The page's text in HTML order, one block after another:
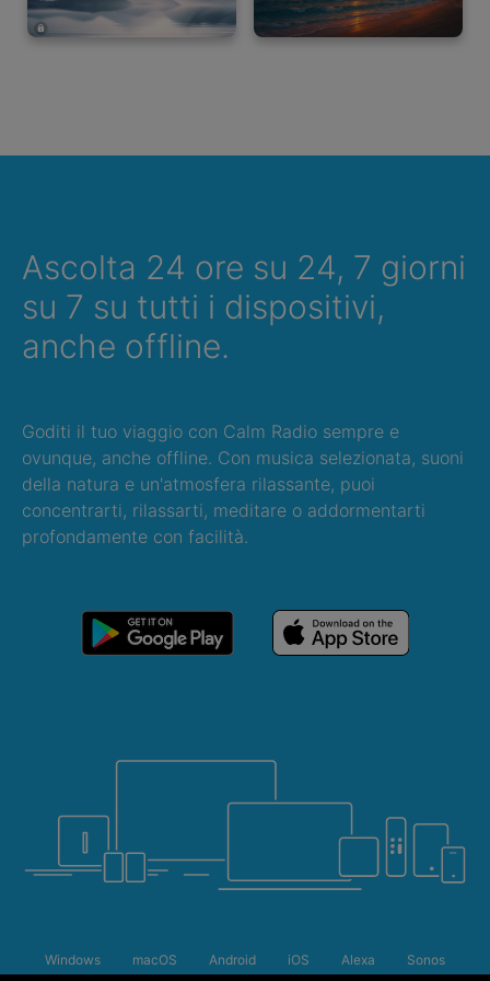
Ascolta 24 ore su 24, 7 giorni
su 7 su tutti i dispositivi,
anche offline.
Goditi il tuo viaggio con Calm Radio sempre e
ovunque, anche offline. Con musica selezionata, suoni
della natura e un'atmosfera rilassante, puoi
concentrarti, rilassarti, meditare o addormentarti
profondamente con facilità.
Windows macOS Android iOS Alexa
Sonos